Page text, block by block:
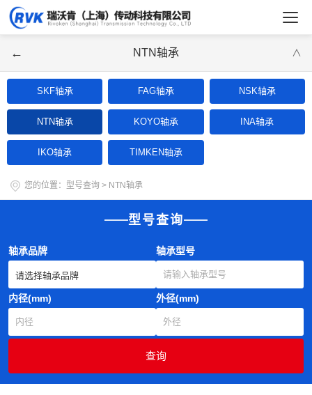
← NTN轴承 ∨
SKF轴承 FAG轴承 NSK轴承
NTN轴承 KOYO轴承 INA轴承
IKO轴承 TIMKEN轴承
您的位置： 型号查询 > NTN轴承
型号查询
轴承品牌 轴承型号
内径(mm) 外径(mm)